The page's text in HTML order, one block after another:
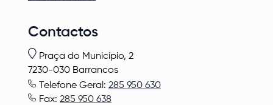
Contactos
Praça do Município, 2
7230-030 Barrancos
Telefone Geral: 285 950 630
Fax: 285 950 638